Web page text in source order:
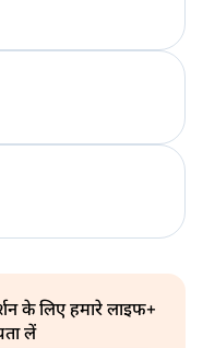
के लिए हमारे लाइफ+
लें